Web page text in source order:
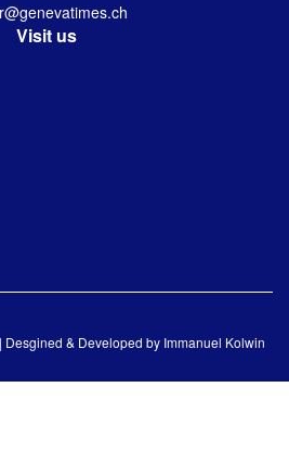
Visit us
Desgined & Developed by Immanuel Kolwin